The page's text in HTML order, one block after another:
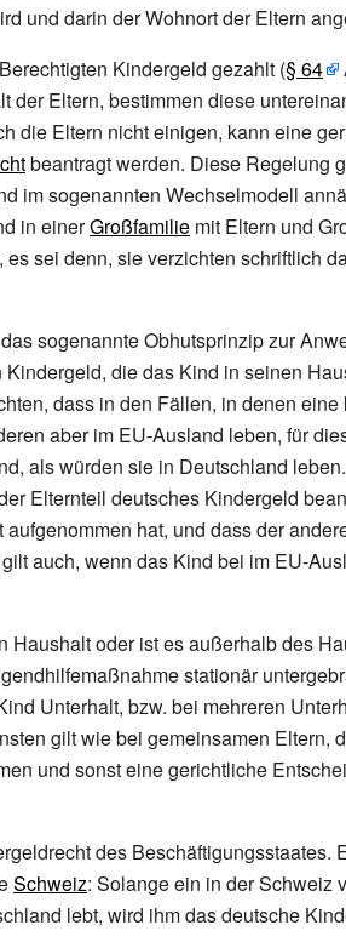
und darin der Wohnort der Eltern
Kindergeld gezahlt (§ 64
der Eltern, bestimmen diese
die Eltern nicht einigen, kann eine
beantragt werden. Diese Regelung
im sogenannten Wechselmodell
in einerGroßfamilie mit Eltern und
sei denn, sie verzichten schriftlich
sogenannte Obhutsprinzip zur
die das Kind in seinen
dass in den Fällen, in denen
aber im EU-Ausland leben, für
als würden sie in Deutschland leben.
Elternteil deutsches Kindergeld
hat, und dass der
auch, wenn das Kind bei im EU-
Haushalt oder ist es außerhalb des
stationär
Unterhalt, bzw. bei mehreren
gilt wie bei gemeinsamen Eltern,
und sonst eine gerichtliche
des Beschäftigungsstaates.
Schweiz: Solange ein in der Schweiz
lebt, wird ihm das deutsche